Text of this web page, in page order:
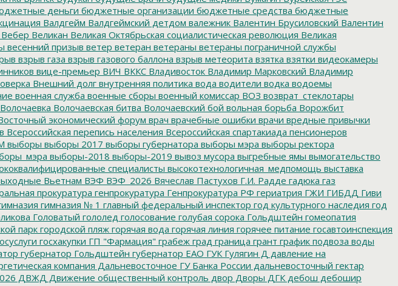
деньги бюджетные организации бюджетные средства бюджетные
Валдгейм Валдгеймский детдом валежник Валентин Брусиловский Валентин
Вебер Великан Великая Октябрьская социалистическая революция Великая
весенний призыв ветер ветеран ветераны ветераны пограничной службы
взрыв газа взрыв газового баллона взрыв метеорита взятка взятки видеокамеры
вице-премьер ВИЧ ВККС Владивосток Владимир Марковский Владимир
Внешний долг внутренняя политика вода водители водка водоемы
военная служба военные сборы военный комиссар ВОЗ возврат_стеклотары
Волочаевка Волочаевская битва Волочаевский бой вольная борьба Ворожбит
экономический форум врач врачебные ошибки врачи вредные привычки
Всероссийская перепись населения Всероссийская спартакиада пенсионеров
выборы выборы 2017 выборы губернатора выборы мэра выборы ректора
выборы-2018 выборы-2019 вывоз мусора выгребные ямы вымогательство
специалисты высокотехнологичная_медпомощь выставка
Вьетнам ВЭФ ВЭФ_2026 Вячеслав Пастухов Г.И. Радде гадюка газ
прокуратура генпрокуратура Генпрокуратура РФ гериатрия ГЖИ ГИБДД Гиви
гимназия № 1 главный федеральный инспектор год культурного наследия год
Головатый гололед голосование голубая сорока Гольдштейн гомеопатия
парк городской пляж горячая вода горячая линия горячее питание госавтоинспекция
госхакупки ГП "Фармация" грабеж град граница грант график подвоза воды
губернатор Гольдштейн губернатор ЕАО ГУК Гулягин Д давление на
компания Дальневосточное ГУ Банка России дальневосточный гектар
ДВЖД Движение общественный контроль двор Дворы ДГК дебош дебошир